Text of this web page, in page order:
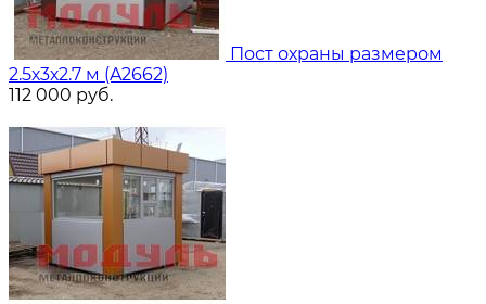
Пост охраны размером
2.5х3х2.7 м (A2662)
112 000 руб.